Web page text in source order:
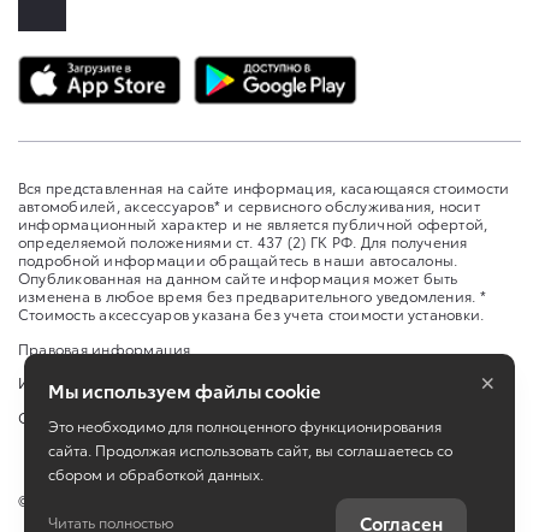
Вся представленная на сайте информация, касающаяся стоимости
автомобилей, аксессуаров* и сервисного обслуживания, носит
информационный характер и не является публичной офертой,
определяемой положениями ст. 437 (2) ГК РФ. Для получения
подробной информации обращайтесь в наши автосалоны.
Опубликованная на данном сайте информация может быть
изменена в любое время без предварительного уведомления. *
Стоимость аксессуаров указана без учета стоимости установки.
Правовая информация
Изменить настройку cookies
Сбросить cookie
©
Мы используем файлы cookie
Это необходимо для полноценного функционирования
сайта. Продолжая использовать сайт, вы соглашаетесь со
сбором и обработкой данных.
Читать полностью Согласен
×